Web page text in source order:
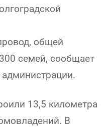
общей
семей, сообщает
13,5 километра
В